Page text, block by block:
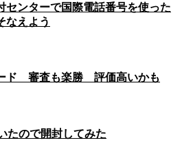
センターで国際電話番号を使った
なえよう
ド 審査も楽勝 評価高いかも
たので開封してみた